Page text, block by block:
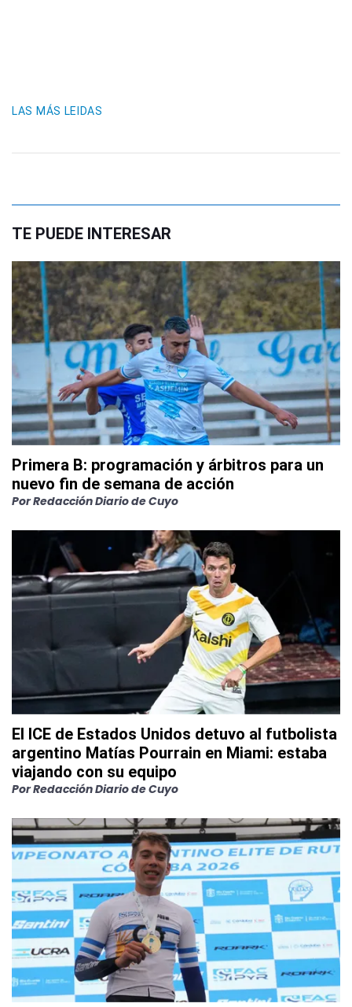
LAS MÁS LEIDAS
TE PUEDE INTERESAR
Primera B: programación y árbitros para un
nuevo fin de semana de acción
PorRedacción Diario de Cuyo
El ICE de Estados Unidos detuvo al futbolista
argentino Matías Pourrain en Miami: estaba
viajando con su equipo
PorRedacción Diario de Cuyo